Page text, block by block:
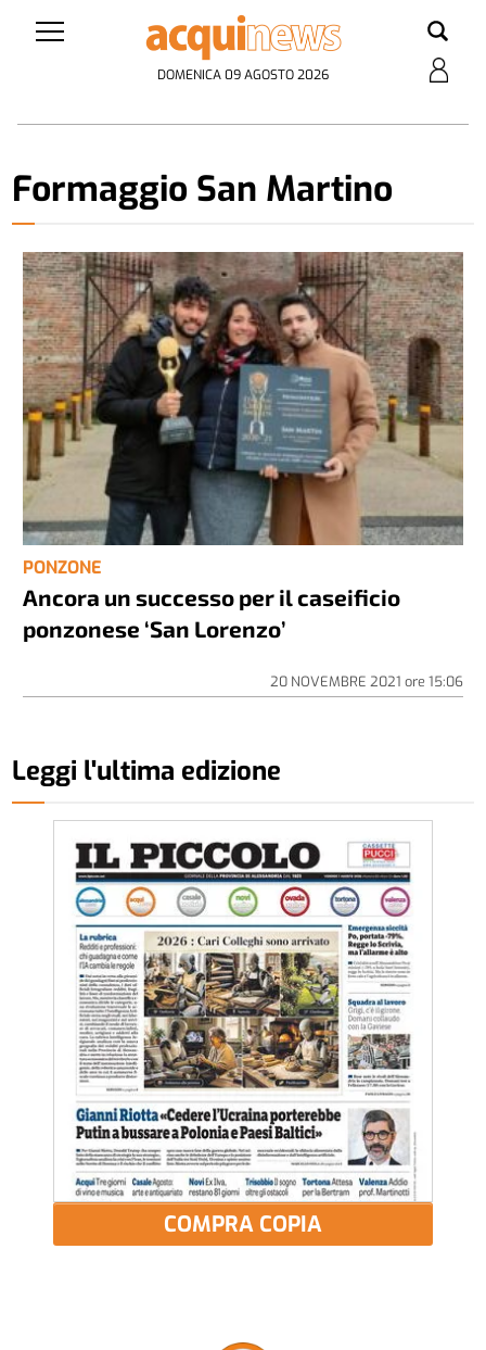
DOMENICA 09 AGOSTO 2026
Formaggio San Martino
PONZONE
Ancora un successo per il caseificio
ponzonese ‘San Lorenzo’
20 NOVEMBRE 2021 ore 15:06
Leggi l'ultima edizione
COMPRA COPIA